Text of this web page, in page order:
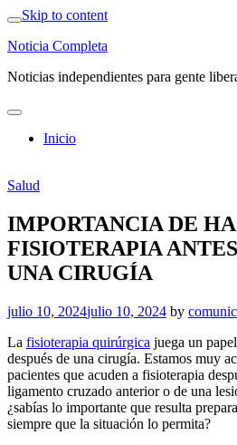
Skip to content
Noticia Completa
Noticias independientes para gente
Inicio
Salud
IMPORTANCIA DE
FISIOTERAPIA
UNA CIRUGÍA
julio 10, 2024julio 10, 2024 by
La fisioterapia quirúrgica juega un
después de una cirugía. Estamos muy
pacientes que acuden a fisioterapia
ligamento cruzado anterior o de una
¿sabías lo importante que resulta
siempre que la situación lo permita?